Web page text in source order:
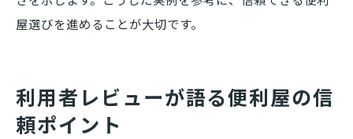
屋選びを進めることが大切です。
利用者レビューが語る便利屋の信
頼ポイント